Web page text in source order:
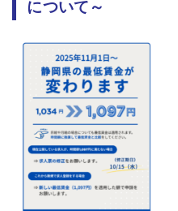
について～